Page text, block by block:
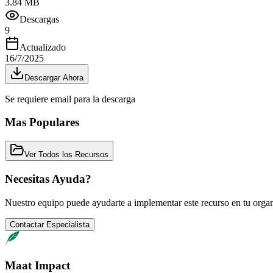
Descargas
9
Actualizado
16/7/2025
Descargar Ahora
Se requiere email para la descarga
Mas Populares
Ver Todos los Recursos
Necesitas Ayuda?
Nuestro equipo puede ayudarte a implementar este recurso en tu
Contactar Especialista
Maat Impact